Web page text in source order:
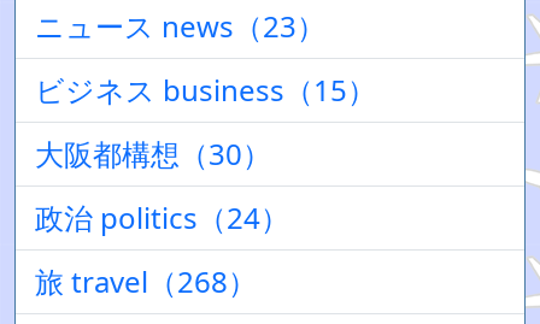
ニュース news（23）
ビジネス business（15）
大阪都構想（30）
政治 politics（24）
旅 travel（268）